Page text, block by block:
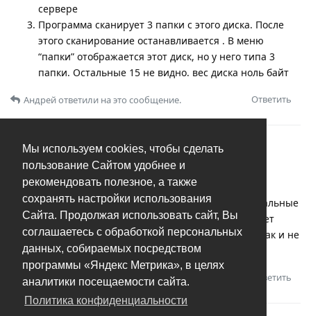
Мы используем cookies, чтобы сделать
пользование Сайтом удобнее и
рекомендовать полезное, а также
сохранять настройки использования
Сайта. Продолжая использовать сайт, Вы
соглашаетесь с обработкой персональных
данных, собираемых посредством
программы «Яндекс Метрика», в целях
аналитики посещаемости сайта.
Политика конфиденциальности
сервере
Программа сканирует 3 папки с этого диска. После
этого сканирование останавливается . В меню
“папки” отображается этот диск, но у него типа 3
папки. Остальные 15 не видно. вес диска ноль байт
Ответить
Андрейответили на это сообщение.
Частично не сканирует сетевой диск
K KatrinSnow 18 окт 2024
Просканировал 3 папки из 18 на сетевом диске. Остальные
не отображаются. Повторное сканирование запускает
проверку тех папок что уже добавлены, остальные так и не
видит
Ответить
Андрейответили на это сообщение.